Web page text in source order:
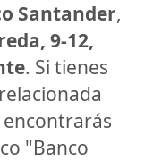
Santander,
9-12,
. Si tienes
encontrarás
"Banco